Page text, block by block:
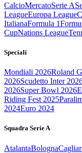
CalcioMercatoSerie A
LeagueEuropa League
ItalianaFormula 1
CupNations League
Speciali
Mondiali 2026Roland
2026Scudetto Inter
2026Super Bowl 2026
Riding Fest 2025
2024Euro 2024
Squadra Serie A
AtalantaBologna